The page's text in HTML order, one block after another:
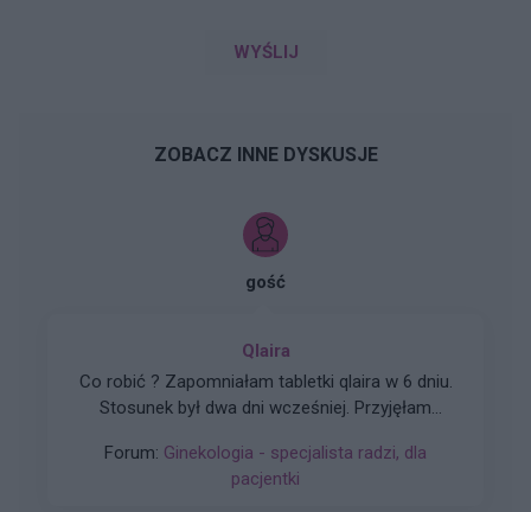
WYŚLIJ
ZOBACZ INNE DYSKUSJE
gość
Qlaira
Co robić ? Zapomniałam tabletki qlaira w 6 dniu.
Stosunek był dwa dni wcześniej. Przyjęłam
mogłam zajść w ciążę???
Forum: Ginekologia - specjalista radzi, dla
pacjentki